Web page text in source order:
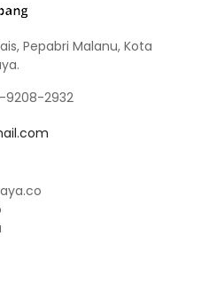
Pepabri Malanu, Kota
9208-2932